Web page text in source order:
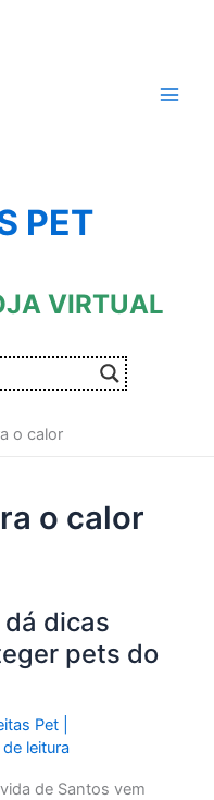
PET
VIRTUAL
o calor
o calor
dicas
pets do
Pet
leitura
de Santos vem